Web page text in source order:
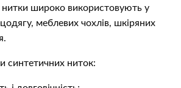
нитки широко використовують у
меблевих чохлів, шкіряних
синтетичних ниток: